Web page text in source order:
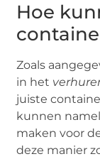
Hoe
Zoals
in het
juiste
kunnen
maken voor
deze manier